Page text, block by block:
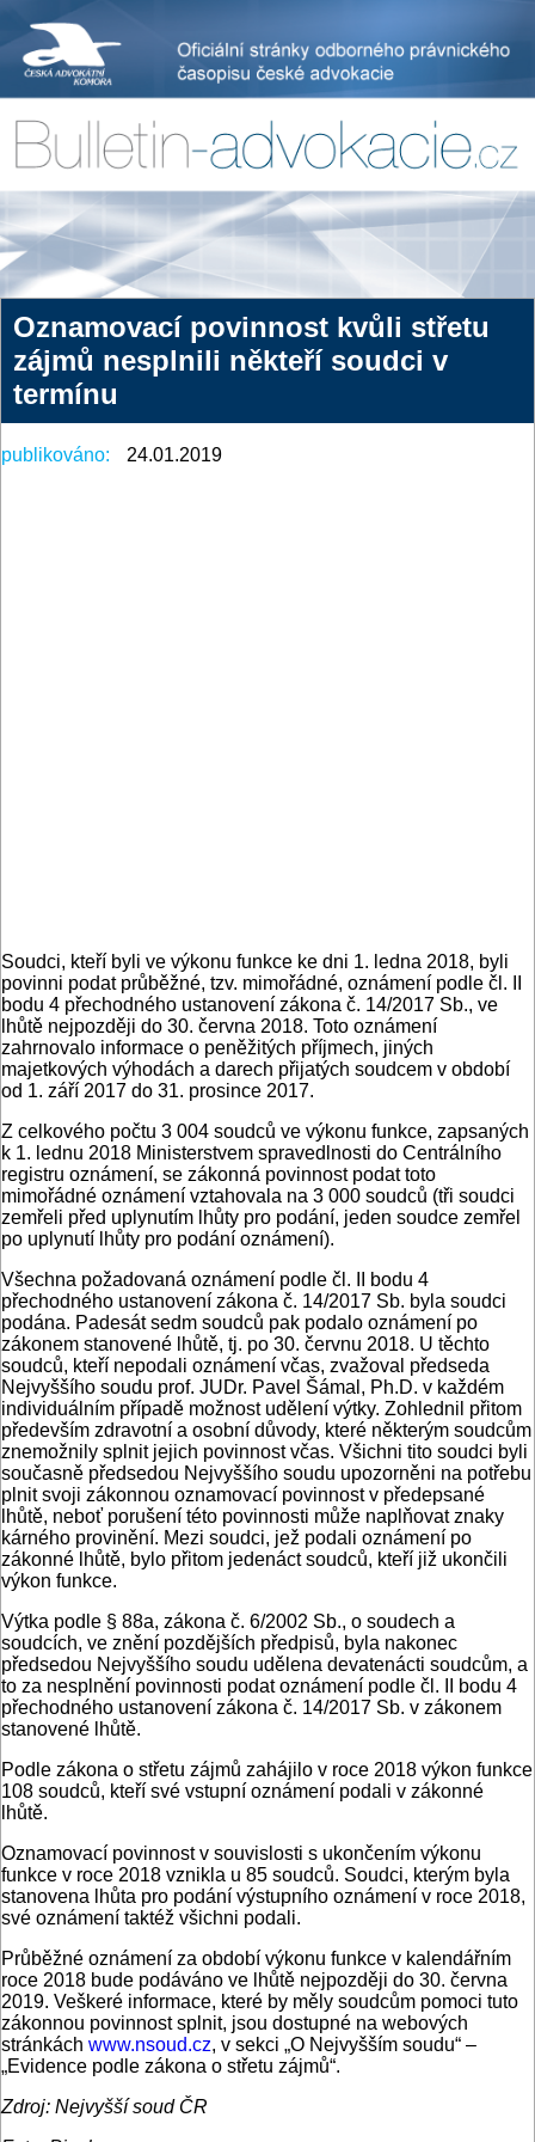
Oznamovací povinnost kvůli střetu
zájmů nesplnili někteří soudci v
termínu
publikováno: 24.01.2019
Soudci, kteří byli ve výkonu funkce ke dni 1. ledna 2018, byli
povinni podat průběžné, tzv. mimořádné, oznámení podle čl. II
bodu 4 přechodného ustanovení zákona č. 14/2017 Sb., ve
lhůtě nejpozději do 30. června 2018. Toto oznámení
zahrnovalo informace o peněžitých příjmech, jiných
majetkových výhodách a darech přijatých soudcem v období
od 1. září 2017 do 31. prosince 2017.
Z celkového počtu 3 004 soudců ve výkonu funkce, zapsaných
k 1. lednu 2018 Ministerstvem spravedlnosti do Centrálního
registru oznámení, se zákonná povinnost podat toto
mimořádné oznámení vztahovala na 3 000 soudců (tři soudci
zemřeli před uplynutím lhůty pro podání, jeden soudce zemřel
po uplynutí lhůty pro podání oznámení).
Všechna požadovaná oznámení podle čl. II bodu 4
přechodného ustanovení zákona č. 14/2017 Sb. byla soudci
podána. Padesát sedm soudců pak podalo oznámení po
zákonem stanovené lhůtě, tj. po 30. červnu 2018. U těchto
soudců, kteří nepodali oznámení včas, zvažoval předseda
Nejvyššího soudu prof. JUDr. Pavel Šámal, Ph.D. v každém
individuálním případě možnost udělení výtky. Zohlednil přitom
především zdravotní a osobní důvody, které některým soudcům
znemožnily splnit jejich povinnost včas. Všichni tito soudci byli
současně předsedou Nejvyššího soudu upozorněni na potřebu
plnit svoji zákonnou oznamovací povinnost v předepsané
lhůtě, neboť porušení této povinnosti může naplňovat znaky
kárného provinění. Mezi soudci, jež podali oznámení po
zákonné lhůtě, bylo přitom jedenáct soudců, kteří již ukončili
výkon funkce.
Výtka podle § 88a, zákona č. 6/2002 Sb., o soudech a
soudcích, ve znění pozdějších předpisů, byla nakonec
předsedou Nejvyššího soudu udělena devatenácti soudcům, a
to za nesplnění povinnosti podat oznámení podle čl. II bodu 4
přechodného ustanovení zákona č. 14/2017 Sb. v zákonem
stanovené lhůtě.
Podle zákona o střetu zájmů zahájilo v roce 2018 výkon funkce
108 soudců, kteří své vstupní oznámení podali v zákonné
lhůtě.
Oznamovací povinnost v souvislosti s ukončením výkonu
funkce v roce 2018 vznikla u 85 soudců. Soudci, kterým byla
stanovena lhůta pro podání výstupního oznámení v roce 2018,
své oznámení taktéž všichni podali.
Průběžné oznámení za období výkonu funkce v kalendářním
roce 2018 bude podáváno ve lhůtě nejpozději do 30. června
2019. Veškeré informace, které by měly soudcům pomoci tuto
zákonnou povinnost splnit, jsou dostupné na webových
stránkách www.nsoud.cz, v sekci „O Nejvyšším soudu“ –
„Evidence podle zákona o střetu zájmů“.
Zdroj: Nejvyšší soud ČR